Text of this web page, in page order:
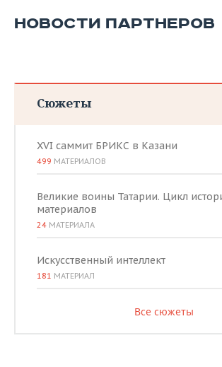
НОВОСТИ ПАРТНЕРОВ
Сюжеты
XVI саммит БРИКС в Казани
499 МАТЕРИАЛОВ
Великие воины Татарии. Цикл
материалов
24 МАТЕРИАЛА
Искусственный интеллект
181 МАТЕРИАЛ
Все сюжеты